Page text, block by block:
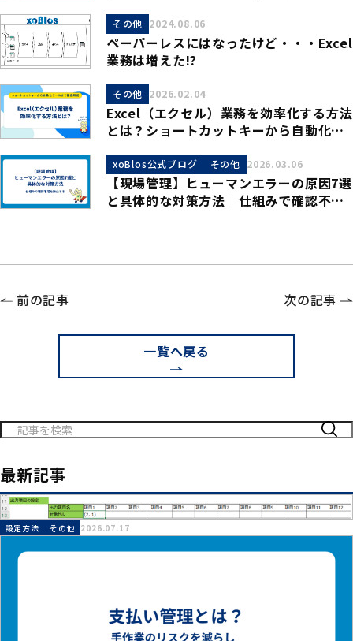
その他 2024.08.06
ペーパーレスにはなったけど・・・Excel
業務は増えた!?
その他 2026.02.04
Excel（エクセル）業務を効率化する方法
とは？ショートカットキーから自動化
xoBlos公式ブログ その他 2026.03.06
【現場管理】ヒューマンエラーの原因7選
と具体的な対策方法｜仕組みで確認不足
前の記事
一覧へ戻る
次の記事
検
最新記事
設定方法 その他 2026.07.17